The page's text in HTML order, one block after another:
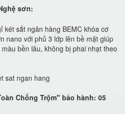
sơn:
sắt ngân hàng BEMC khóa cơ
nano với phủ 3 lớp lên bề mặt giúp
bền lâu, không bị phai nhạt theo
Chống Trộm" bảo hành: 05